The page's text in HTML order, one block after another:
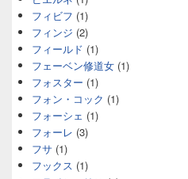
フィビフ (1)
フィンジ (2)
フィールド (1)
フェーベン修道女 (1)
フォスター (1)
フォン・コック (1)
フォーシェ (1)
フォーレ (3)
フサ (1)
フックス (1)